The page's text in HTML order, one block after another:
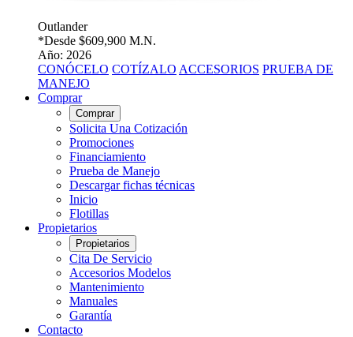
Outlander
*Desde $609,900 M.N.
Año: 2026
CONÓCELO COTÍZALO ACCESORIOS PRUEBA DE
MANEJO
Comprar
Comprar
Solicita Una Cotización
Promociones
Financiamiento
Prueba de Manejo
Descargar fichas técnicas
Inicio
Flotillas
Propietarios
Propietarios
Cita De Servicio
Accesorios Modelos
Mantenimiento
Manuales
Garantía
Contacto